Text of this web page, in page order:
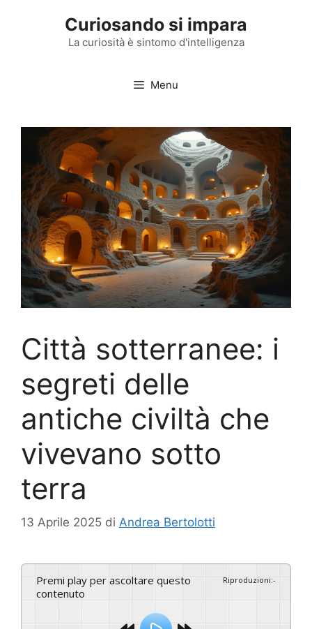
Curiosando si impara
La curiosità è sintomo d'intelligenza
Menu
Città sotterranee: i
segreti delle
antiche civiltà che
vivevano sotto
terra
13 Aprile 2025 di Andrea Bertolotti
Premi play per ascoltare questo
contenuto
Riproduzioni:-